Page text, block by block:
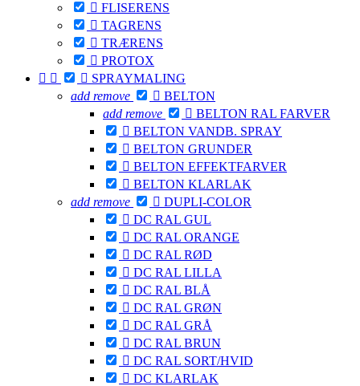
 FLISERENS
 TAGRENS
 TRÆRENS
 PROTOX
   SPRAYMALING
add remove  BELTON
add remove  BELTON RAL FARVER
 BELTON VANDB. SPRAY
 BELTON GRUNDER
 BELTON EFFEKTFARVER
 BELTON KLARLAK
add remove  DUPLI-COLOR
 DC RAL GUL
 DC RAL ORANGE
 DC RAL RØD
 DC RAL LILLA
 DC RAL BLÅ
 DC RAL GRØN
 DC RAL GRÅ
 DC RAL BRUN
 DC RAL SORT/HVID
 DC KLARLAK